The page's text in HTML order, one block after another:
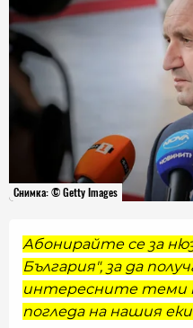
Снимка: © Getty Images
Абонирайте се за
България", за да
интересните теми
погледа на нашия